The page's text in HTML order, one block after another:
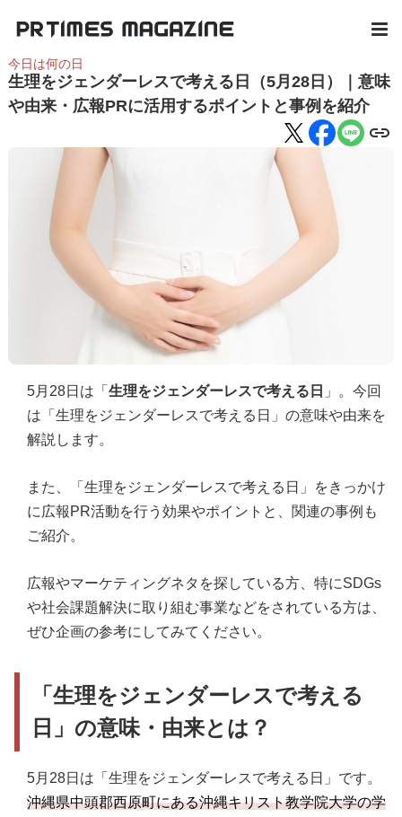
今日は何の日
生理をジェンダーレスで考える日（5月28日）｜意味
や由来・広報PRに活用するポイントと事例を紹介
5月28日は「 生理をジェンダーレスで考える日 」。今回
は「生理をジェンダーレスで考える日」の意味や由来を
解説します。
また、「生理をジェンダーレスで考える日」をきっかけ
に広報PR活動を行う効果やポイントと、関連の事例も
ご紹介。
広報やマーケティングネタを探している方、特にSDGs
や社会課題解決に取り組む事業などをされている方は、
ぜひ企画の参考にしてみてください。
「生理をジェンダーレスで考える
日」の意味・由来とは？
5月28日は「生理をジェンダーレスで考える日」です。
沖縄県中頭郡西原町にある沖縄キリスト教学院大学の学